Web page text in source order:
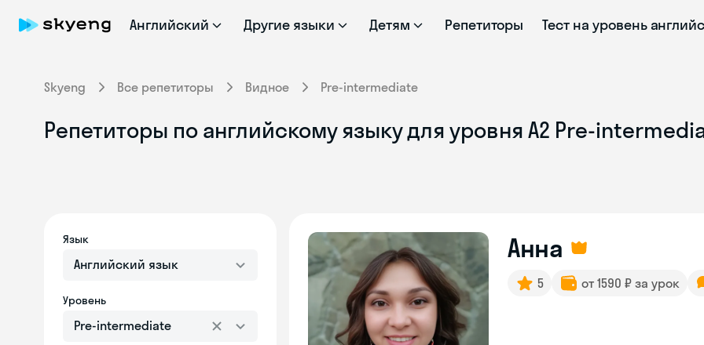
Английский Другие языки Детям Репетиторы Тест на уровень
Skyeng Все репетиторы Видное Pre-intermediate
Репетиторы по английскому языку для уровня A2 Pre-
Язык
Английский язык
Уровень
Pre-intermediate
Анна
5 от 1590 ₽ за урок